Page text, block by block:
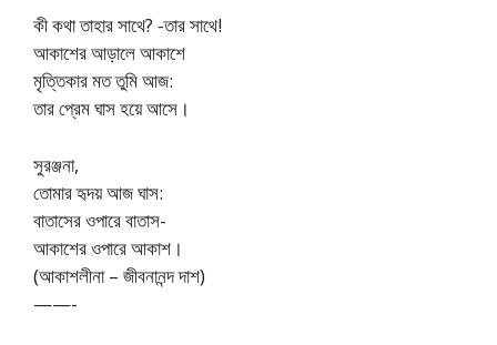
কী কথা তাহার সাথে? -তার সাথে!
আকাশের আড়ালে আকাশে
মৃত্তিকার মত তুমি আজ:
তার প্রেম ঘাস হয়ে আসে।
সুরঞ্জনা,
তোমার হৃদয় আজ ঘাস:
বাতাসের ওপারে বাতাস-
আকাশের ওপারে আকাশ।
(আকাশলীনা – জীবনানন্দ দাশ)
——-